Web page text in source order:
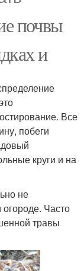
почвы
и
Все
побеги
круги и на
не
Часто
травы